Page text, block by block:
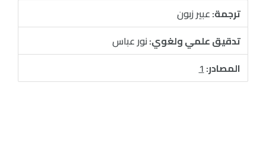
ترجمة:عبير زبون
تدقيق علمي ولغوي:نور عباس
المصادر:1